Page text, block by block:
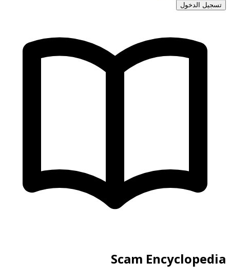
تسجيل الدخول
Scam Encyclopedia